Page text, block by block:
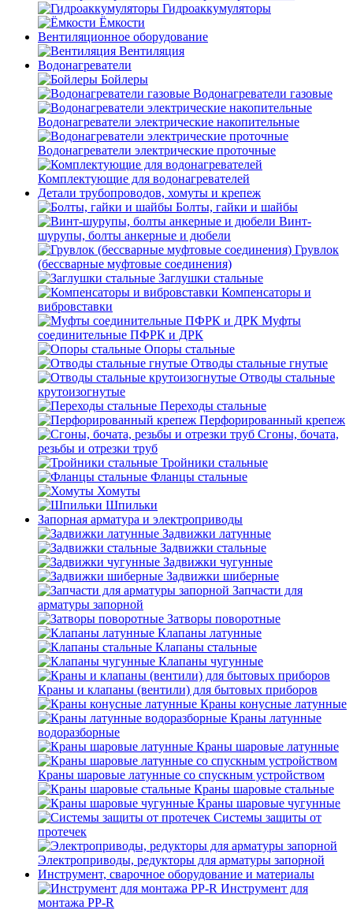
Гидроаккумуляторы
Ёмкости
Вентиляционное оборудование
Вентиляция
Водонагреватели
Бойлеры
Водонагреватели газовые
Водонагреватели электрические накопительные
Водонагреватели электрические проточные
Комплектующие для водонагревателей
Детали трубопроводов, хомуты и крепеж
Болты, гайки и шайбы
Винт-
шурупы, болты анкерные и дюбели
Грувлок
(бессварные муфтовые соединения)
Заглушки стальные
Компенсаторы и
вибровставки
Муфты
соединительные ПФРК и ДРК
Опоры стальные
Отводы стальные гнутые
Отводы стальные
крутоизогнутые
Переходы стальные
Перфорированный крепеж
Сгоны, бочата,
резьбы и отрезки труб
Тройники стальные
Фланцы стальные
Хомуты
Шпильки
Запорная арматура и электроприводы
Задвижки латунные
Задвижки стальные
Задвижки чугунные
Задвижки шиберные
Запчасти для
арматуры запорной
Затворы поворотные
Клапаны латунные
Клапаны стальные
Клапаны чугунные
Краны и клапаны (вентили) для бытовых приборов
Краны конусные латунные
Краны латунные
водоразборные
Краны шаровые латунные
Краны шаровые латунные со спускным устройством
Краны шаровые стальные
Краны шаровые чугунные
Системы защиты от
протечек
Электроприводы, редукторы для арматуры запорной
Инструмент, сварочное оборудование и материалы
Инструмент для
монтажа PP-R